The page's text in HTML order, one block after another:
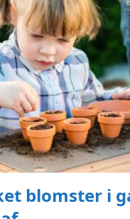
blomster i